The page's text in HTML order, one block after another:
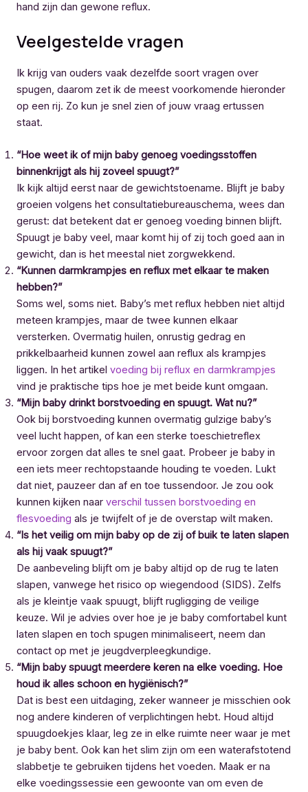
hand zijn dan gewone reflux.
Veelgestelde vragen
Ik krijg van ouders vaak dezelfde soort vragen over
spugen, daarom zet ik de meest voorkomende hieronder
op een rij. Zo kun je snel zien of jouw vraag ertussen
staat.
“Hoe weet ik of mijn baby genoeg voedingsstoffen
binnenkrijgt als hij zoveel spuugt?”
Ik kijk altijd eerst naar de gewichtstoename. Blijft je baby
groeien volgens het consultatiebureauschema, wees dan
gerust: dat betekent dat er genoeg voeding binnen blijft.
Spuugt je baby veel, maar komt hij of zij toch goed aan in
gewicht, dan is het meestal niet zorgwekkend.
“Kunnen darmkrampjes en reflux met elkaar te maken
hebben?”
Soms wel, soms niet. Baby’s met reflux hebben niet altijd
meteen krampjes, maar de twee kunnen elkaar
versterken. Overmatig huilen, onrustig gedrag en
prikkelbaarheid kunnen zowel aan reflux als krampjes
liggen. In het artikel voeding bij reflux en darmkrampjes
vind je praktische tips hoe je met beide kunt omgaan.
“Mijn baby drinkt borstvoeding en spuugt. Wat nu?”
Ook bij borstvoeding kunnen overmatig gulzige baby’s
veel lucht happen, of kan een sterke toeschietreflex
ervoor zorgen dat alles te snel gaat. Probeer je baby in
een iets meer rechtopstaande houding te voeden. Lukt
dat niet, pauzeer dan af en toe tussendoor. Je zou ook
kunnen kijken naar verschil tussen borstvoeding en
flesvoeding als je twijfelt of je de overstap wilt maken.
“Is het veilig om mijn baby op de zij of buik te laten slapen
als hij vaak spuugt?”
De aanbeveling blijft om je baby altijd op de rug te laten
slapen, vanwege het risico op wiegendood (SIDS). Zelfs
als je kleintje vaak spuugt, blijft rugligging de veilige
keuze. Wil je advies over hoe je je baby comfortabel kunt
laten slapen en toch spugen minimaliseert, neem dan
contact op met je jeugdverpleegkundige.
“Mijn baby spuugt meerdere keren na elke voeding. Hoe
houd ik alles schoon en hygiënisch?”
Dat is best een uitdaging, zeker wanneer je misschien ook
nog andere kinderen of verplichtingen hebt. Houd altijd
spuugdoekjes klaar, leg ze in elke ruimte neer waar je met
je baby bent. Ook kan het slim zijn om een waterafstotend
slabbetje te gebruiken tijdens het voeden. Maak er na
elke voedingssessie een gewoonte van om even de